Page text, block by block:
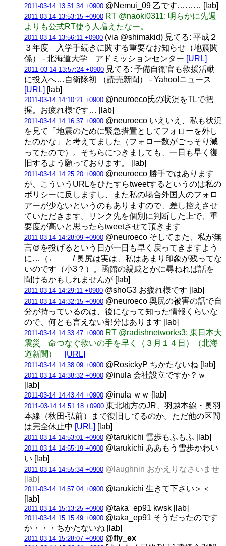
2011-03-14 13:51:34 +0900 @Nemui_09 乙です……… [lab]
2011-03-14 13:53:15 +0900 RT @naoki0311: 明らかに先週
よりも公式RT使う人増えたなー。
2011-03-14 13:56:11 +0900 (via @shimakid) 見てる: 平成２
３年度 入学手続きに関する重要なお知らせ（地震関
係） - 北海道大学 アドミッションセンター [URL]
2011-03-14 13:57:24 +0900 見てる: 予備自衛官も救援活動
に投入へ…自衛隊初 （読売新聞） - Yahoo!ニュース
[URL] [lab]
2011-03-14 14:10:21 +0900 @neuroeco氏の状況をTLで把
握。お疲れ様です… [lab]
2011-03-14 14:16:37 +0900 @neuroeco いえいえ、私も状況
を見て「地震のために緊急措置としてフォローを外し
たのかな」と考えてました（フォロー数がごっそり減
ってたので）。そちらにつきましても、一日も早く復
旧するよう願っております。 [lab]
2011-03-14 14:25:20 +0900 @neuroeco 勝手ではあります
が、こういうURLをひたすらtweetするというのは私の
ポリシーに反しますし、また私の場合外国人のフォロ
アーが少ないというのもありますので、差し控えさせ
ていただきます。リンク先を個別に判断した上で、重
要度が高いと思ったらtweetさせて頂きます
2011-03-14 14:28:09 +0900 @neuroeco そしてまた、私が無
言＠を投げるという日が一日も早く戻ってきますよう
に…（← / 奥尻は実は、私はあまり印象が残ってな
いのです（小3？）。函館の親戚とかに尋ねれば話を
聞けるかもしれませんが [lab]
2011-03-14 14:29:11 +0900 @shoG3 お疲れ様です [lab]
2011-03-14 14:32:15 +0900 @neuroeco 奥尻の被害の話で自
分が持っているのは、後になって知った情報くらいな
ので、何とも言えない部分はあります [lab]
2011-03-14 14:33:47 +0900 RT @radishnetworks3: 東日本大
震災 命つなぐ救いの手を早く（３月１４日）（北海
道新聞）
[URL]
2011-03-14 14:38:09 +0900 @RosickyP ちかたないね [lab]
2011-03-14 14:38:32 +0900 @inula 会社設立ですか？ｗ
[lab]
2011-03-14 14:43:44 +0900 @inula ｗｗ [lab]
2011-03-14 14:51:18 +0900 東北地方のJR、羽越本線・奥羽
本線（秋田-弘前）まで復旧してるのか。ただ他の区間
は完全休止中 [URL] [lab]
2011-03-14 14:53:01 +0900 @tarukichi 雪歩もふもふ [lab]
2011-03-14 14:55:19 +0900 @tarukichi ああもう雪歩かわい
い [lab]
2011-03-14 14:55:34 +0900 @laughnin おかえりなさいませ
[lab]
2011-03-14 14:57:04 +0900 @tarukichi 生きて下さい＞＜
[lab]
2011-03-14 15:13:25 +0900 @taka_ep91 kwsk [lab]
2011-03-14 15:15:49 +0900 @taka_ep91 そうだったのです
か・・・ちかたないね [lab]
2011-03-14 15:28:07 +0900 @fly_ex